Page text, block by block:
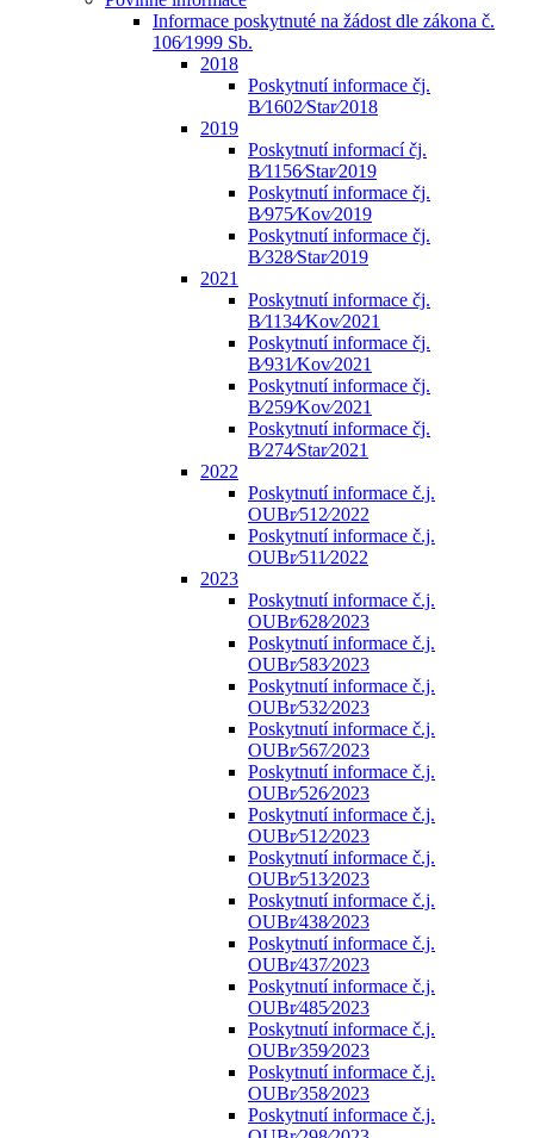
Informace poskytnuté na žádost dle zákona č.
106⁄1999 Sb.
2018
Poskytnutí informace čj.
B⁄1602⁄Star⁄2018
2019
Poskytnutí informací čj.
B⁄1156⁄Star⁄2019
Poskytnutí informace čj.
B⁄975⁄Kov⁄2019
Poskytnutí informace čj.
B⁄328⁄Star⁄2019
2021
Poskytnutí informace čj.
B⁄1134⁄Kov⁄2021
Poskytnutí informace čj.
B⁄931⁄Kov⁄2021
Poskytnutí informace čj.
B⁄259⁄Kov⁄2021
Poskytnutí informace čj.
B⁄274⁄Star⁄2021
2022
Poskytnutí informace č.j.
OUBr⁄512⁄2022
Poskytnutí informace č.j.
OUBr⁄511⁄2022
2023
Poskytnutí informace č.j.
OUBr⁄628⁄2023
Poskytnutí informace č.j.
OUBr⁄583⁄2023
Poskytnutí informace č.j.
OUBr⁄532⁄2023
Poskytnutí informace č.j.
OUBr⁄567⁄2023
Poskytnutí informace č.j.
OUBr⁄526⁄2023
Poskytnutí informace č.j.
OUBr⁄512⁄2023
Poskytnutí informace č.j.
OUBr⁄513⁄2023
Poskytnutí informace č.j.
OUBr⁄438⁄2023
Poskytnutí informace č.j.
OUBr⁄437⁄2023
Poskytnutí informace č.j.
OUBr⁄485⁄2023
Poskytnutí informace č.j.
OUBr⁄359⁄2023
Poskytnutí informace č.j.
OUBr⁄358⁄2023
Poskytnutí informace č.j.